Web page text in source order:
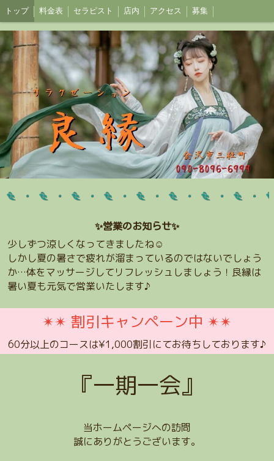
トップ 料金表 セラピスト 店内 アクセス 募集
✨️営業のお知らせ✨️
少しずつ涼しくなってきましたね☺️
しかし夏の暑さで疲れが溜まっているのではないでしょう
か…体をマッサージしてリフレッシュしましょう！良縁は
暑い夏も元気で営業いたします♪
✴︎✴︎ 割引キャンペーン中 ✴︎✴︎
60分以上のコースは¥1,000割引にてお待ちしております♪
『一期一会』
当ホームページへの訪問
誠にありがとうございます。